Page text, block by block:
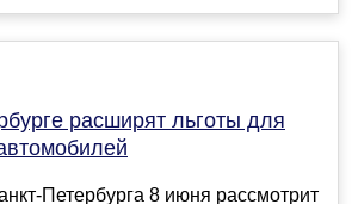
расширят льготы для
Петербурга 8 июня рассмотрит